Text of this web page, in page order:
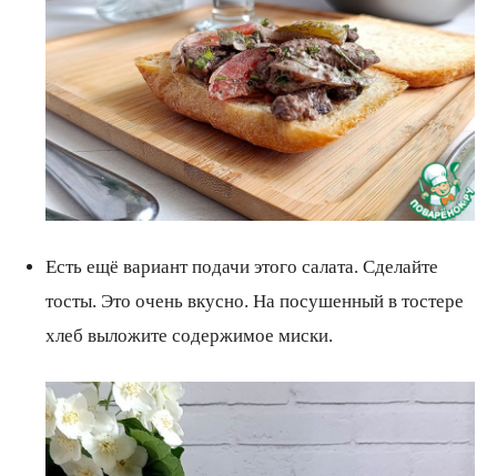
Есть ещё вариант подачи этого салата. Сделайте
тосты. Это очень вкусно. На посушенный в тостере
хлеб выложите содержимое миски.